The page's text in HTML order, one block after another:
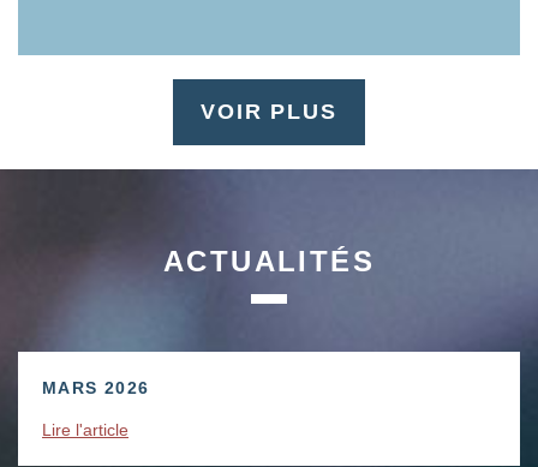
VOIR PLUS
ACTUALITÉS
MARS 2026
Lire l'article